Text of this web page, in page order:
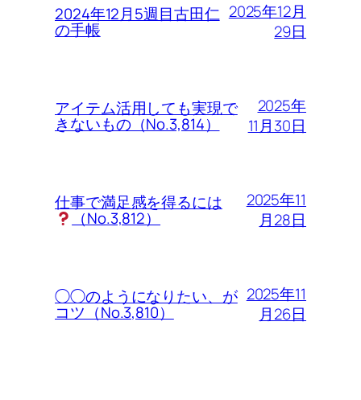
2024年12月5週目古田仁
の手帳
2025年12月
29日
アイテム活用しても実現で
きないもの（No.3,814）
2025年
11月30日
仕事で満足感を得るには
（No.3,812）
2025年11
月28日
◯◯のようになりたい、が
コツ（No.3,810）
2025年11
月26日